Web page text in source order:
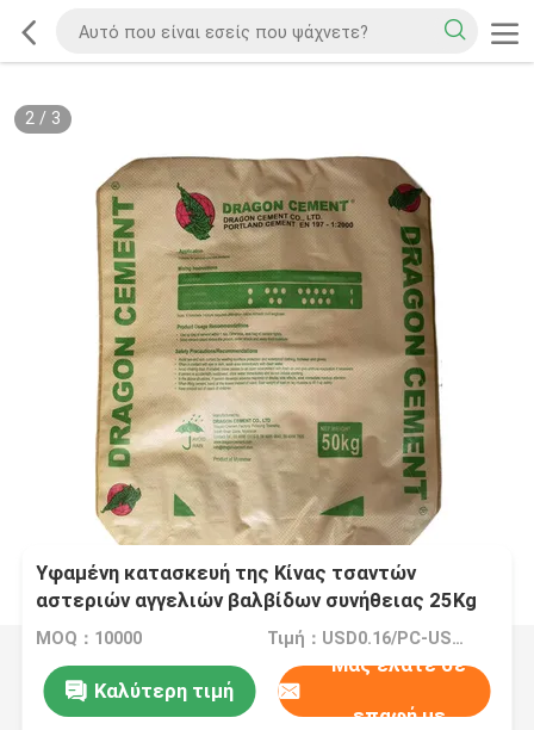
2/ 3
Υφαμένη κατασκευή της Κίνας τσαντών
αστεριών αγγελιών βαλβίδων συνήθειας 25Kg
τσιμέντων 50Kg πολυπροπυλένιο
MOQ：10000 Τιμή：USD0.16/PC-USD0.20/PC
Καλύτερη τιμή
Μας ελάτε σε
επαφή με